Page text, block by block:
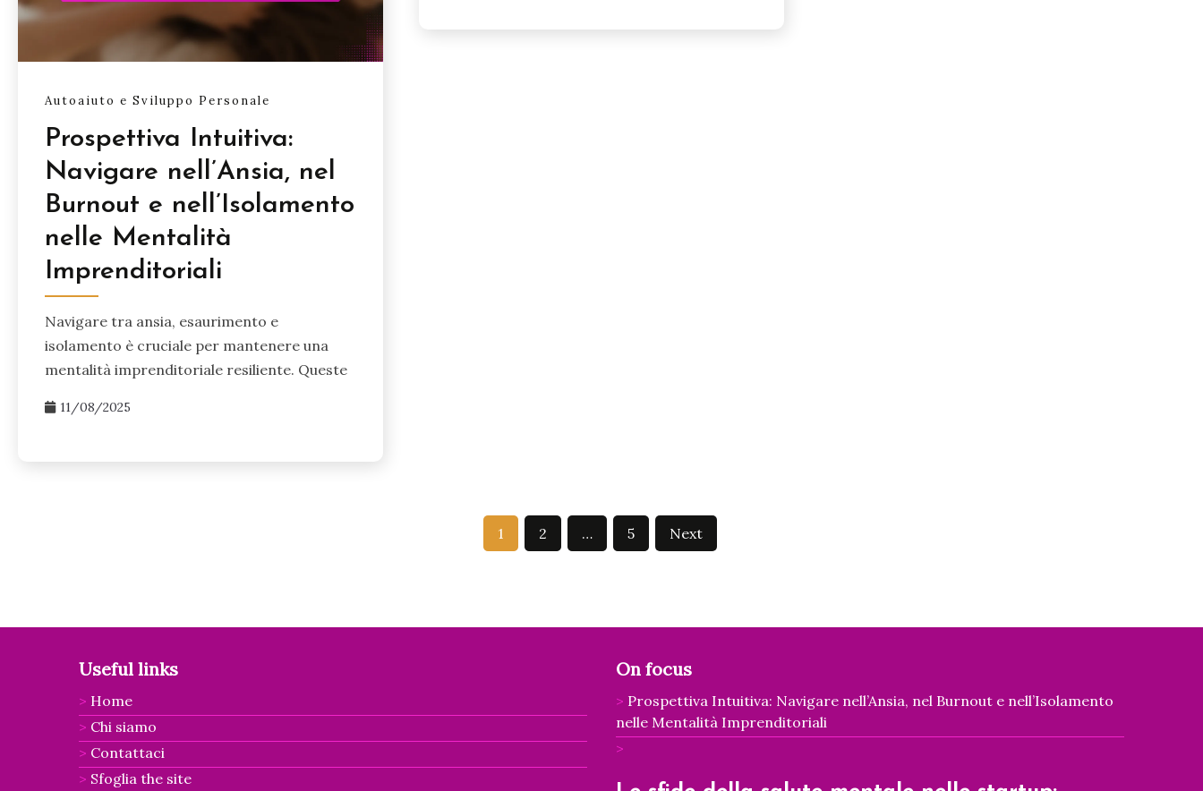
Autoaiuto e Sviluppo Personale
Prospettiva Intuitiva:
Navigare nell’Ansia, nel
Burnout e nell’Isolamento
nelle Mentalità
Imprenditoriali
Navigare tra ansia, esaurimento e
isolamento è cruciale per mantenere una
mentalità imprenditoriale resiliente. Queste
11/08/2025
1 2 … 5 Next
Useful links
Home
Chi siamo
Contattaci
Sfoglia the site
On focus
Prospettiva Intuitiva: Navigare nell’Ansia, nel Burnout e nell’Isolamento
nelle Mentalità Imprenditoriali